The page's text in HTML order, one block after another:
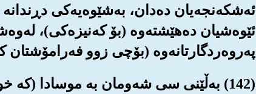
ئه‌شکه‌نجه‌یان ده‌دان، به‌شێوه‌یه‌کی
ئێوه‌شیان ده‌هێشته‌وه (بۆ که‌نیزه‌کی)،
په‌روه‌ردگارتانه‌وه (بۆچی زوو فه‌رامۆشتان
(142) به‌ڵێنی سی شه‌ومان به موسادا (که